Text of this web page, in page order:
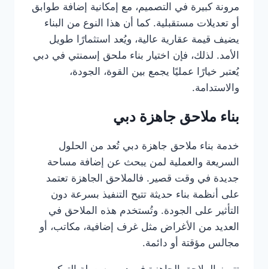
مرونة كبيرة في التصميم، مع إمكانية إضافة طوابق
أو تعديلات مستقبلية. كما أن هذا النوع من البناء
يضيف قيمة عقارية عالية، ويُعد استثمارًا طويل
الأمد. لذلك، فإن اختيار بناء ملحق إسمنتي في دبي
يُعتبر خيارًا عمليًا يجمع بين القوة، الجودة،
والاستدامة.
بناء ملاحق جاهزة دبي
خدمة بناء ملاحق جاهزة دبي تُعد من الحلول
السريعة والعملية لمن يبحث عن إضافة مساحة
جديدة في وقت قصير. فالملاحق الجاهزة تعتمد
على أنظمة بناء حديثة تتيح التنفيذ بسرعة دون
التأثير على الجودة. وتُستخدم هذه الملاحق في
العديد من الأغراض مثل غرف إضافية، مكاتب، أو
مجالس مؤقتة أو دائمة.